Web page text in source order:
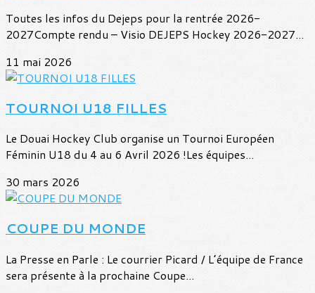
Toutes les infos du Dejeps pour la rentrée 2026-
2027Compte rendu – Visio DEJEPS Hockey 2026-2027...
11 mai 2026
TOURNOI U18 FILLES
Le Douai Hockey Club organise un Tournoi Européen
Féminin U18 du 4 au 6 Avril 2026 !Les équipes...
30 mars 2026
COUPE DU MONDE
La Presse en Parle : Le courrier Picard / L’équipe de France
sera présente à la prochaine Coupe...